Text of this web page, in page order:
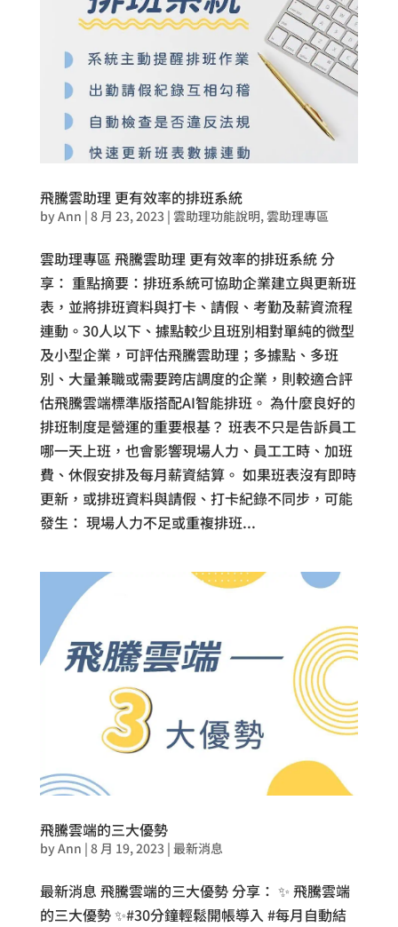
飛騰雲助理 更有效率的排班系統
byAnn | 8 月 23, 2023| 雲助理功能說明,雲助理專區
雲助理專區 飛騰雲助理 更有效率的排班系統 分
享： 重點摘要：排班系統可協助企業建立與更新班
表，並將排班資料與打卡、請假、考勤及薪資流程
連動。30人以下、據點較少且班別相對單純的微型
及小型企業，可評估飛騰雲助理；多據點、多班
別、大量兼職或需要跨店調度的企業，則較適合評
估飛騰雲端標準版搭配AI智能排班。 為什麼良好的
排班制度是營運的重要根基？ 班表不只是告訴員工
哪一天上班，也會影響現場人力、員工工時、加班
費、休假安排及每月薪資結算。 如果班表沒有即時
更新，或排班資料與請假、打卡紀錄不同步，可能
發生： 現場人力不足或重複排班...
飛騰雲端的三大優勢
byAnn | 8 月 19, 2023| 最新消息
最新消息 飛騰雲端的三大優勢 分享： ✨ 飛騰雲端
的三大優勢 ✨#30分鐘輕鬆開帳導入 #每月自動結